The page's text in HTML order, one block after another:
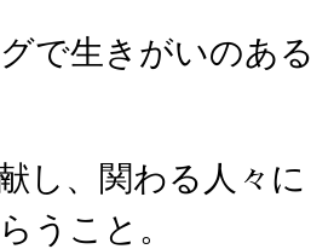
で生きがいのある
し、関わる人々に
うこと。